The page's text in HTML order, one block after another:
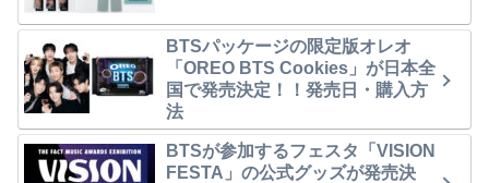
BTSパッケージの限定版オレオ
「OREO BTS Cookies」が日本全
国で発売決定！！発売日・購入方
法
BTSが参加するフェスタ「VISION
FESTA」の公式グッズが発売決